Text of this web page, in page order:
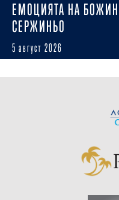
ЕМОЦИЯТА НА
СЕРЖИНЬО
5 август 2026